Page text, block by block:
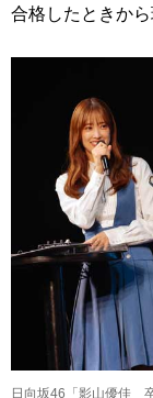
合格したときか
日向坂46「影山優佳